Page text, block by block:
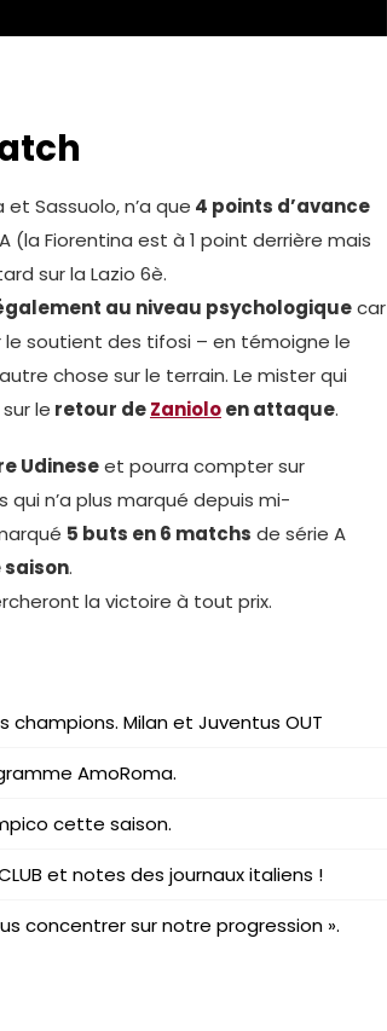
et Sassuolo, n’a que 4 points d’avance
(la Fiorentina est à 1 point derrière mais
sur la Lazio 6è.
au niveau psychologiquecar
soutient des tifosi – en témoigne le
chose sur le terrain. Le mister qui
le retour deZanioloen attaque.
Udineseet pourra compter sur
n’a plus marqué depuis mi-
5 buts en 6 matchs de série A
.
la victoire à tout prix.
champions. Milan et Juventus OUT
AmoRoma.
cette saison.
et notes des journaux italiens !
concentrer sur notre progression ».